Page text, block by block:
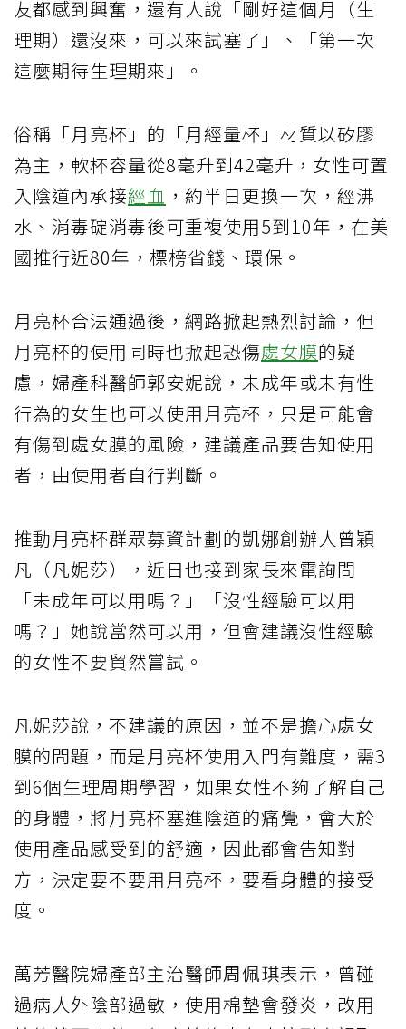
友都感到興奮，還有人說「剛好這個月（生
理期）還沒來，可以來試塞了」、「第一次
這麼期待生理期來」。
俗稱「月亮杯」的「月經量杯」材質以矽膠
為主，軟杯容量從8毫升到42毫升，女性可置
入陰道內承接經血 ，約半日更換一次，經沸
水、消毒碇消毒後可重複使用5到10年，在美
國推行近80年，標榜省錢、環保。
月亮杯合法通過後，網路掀起熱烈討論，但
月亮杯的使用同時也掀起恐傷處女膜的疑
慮，婦產科醫師郭安妮說，未成年或未有性
行為的女生也可以使用月亮杯，只是可能會
有傷到處女膜的風險，建議產品要告知使用
者，由使用者自行判斷。
推動月亮杯群眾募資計劃的凱娜創辦人曾穎
凡（凡妮莎），近日也接到家長來電詢問
「未成年可以用嗎？」「沒性經驗可以用
嗎？」她說當然可以用，但會建議沒性經驗
的女性不要貿然嘗試。
凡妮莎說，不建議的原因，並不是擔心處女
膜的問題，而是月亮杯使用入門有難度，需3
到6個生理周期學習，如果女性不夠了解自己
的身體，將月亮杯塞進陰道的痛覺，會大於
使用產品感受到的舒適，因此都會告知對
方，決定要不要用月亮杯，要看身體的接受
度。
萬芳醫院婦產部主治醫師周佩琪表示，曾碰
過病人外陰部過敏，使用棉墊會發炎，改用